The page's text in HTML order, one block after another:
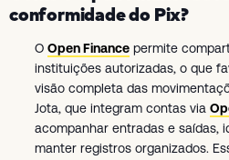
conformidade do Pix?
O Open Finance permite
instituições autorizadas, o que
visão completa das
Jota, que integram contas via
acompanhar entradas e saídas,
manter registros organizados.